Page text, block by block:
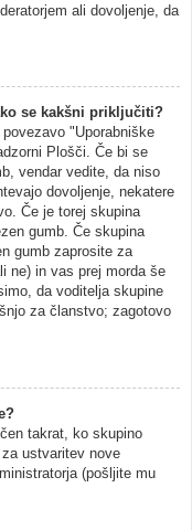
ali dovoljenje, da
se kakšni priključiti?
"Uporabniške
Plošči. Če bi se
vendar vedite, da niso
dovoljenje, nekatere
Če je torej skupina
gumb. Če skupina
gumb zaprosite za
ne) in vas prej morda še
da voditelja skupine
za članstvo; zagotovo
takrat, ko skupino
ustvaritev nove
(pošljite mu